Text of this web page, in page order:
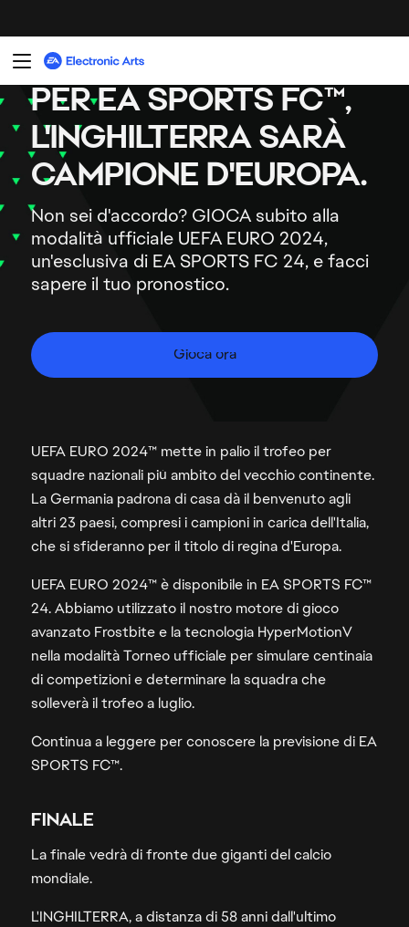
UEFA EURO 2024™ mette in palio il trofeo per
squadre nazionali più ambito del vecchio continente.
La Germania padrona di casa dà il benvenuto agli
altri 23 paesi, compresi i campioni in carica dell'Italia,
che si sfideranno per il titolo di regina d'Europa.
UEFA EURO 2024™ è disponibile in EA SPORTS FC™
24. Abbiamo utilizzato il nostro motore di gioco
avanzato Frostbite e la tecnologia HyperMotionV
nella modalità Torneo ufficiale per simulare centinaia
di competizioni e determinare la squadra che
solleverà il trofeo a luglio.
Continua a leggere per conoscere la previsione di EA
SPORTS FC™.
FINALE
La finale vedrà di fronte due giganti del calcio
mondiale.
L'INGHILTERRA, a distanza di 58 anni dall'ultimo